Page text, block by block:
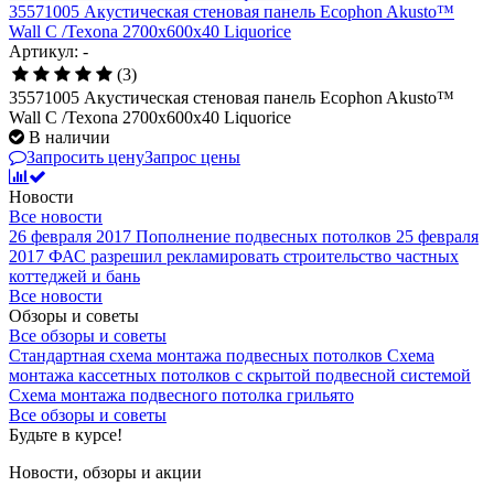
35571005 Акустическая стеновая панель Ecophon Akusto™
Wall C /Texona 2700x600x40 Liquorice
Артикул: -
(3)
35571005 Акустическая стеновая панель Ecophon Akusto™
Wall C /Texona 2700x600x40 Liquorice
В наличии
Запросить ценуЗапрос цены
Новости
Все новости
26 февраля 2017 Пополнение подвесных потолков 25 февраля
2017 ФАС разрешил рекламировать строительство частных
коттеджей и бань
Все новости
Обзоры и советы
Все обзоры и советы
Стандартная схема монтажа подвесных потолков Схема
монтажа кассетных потолков с скрытой подвесной системой
Схема монтажа подвесного потолка грильято
Все обзоры и советы
Будьте в курсе!
Новости, обзоры и акции